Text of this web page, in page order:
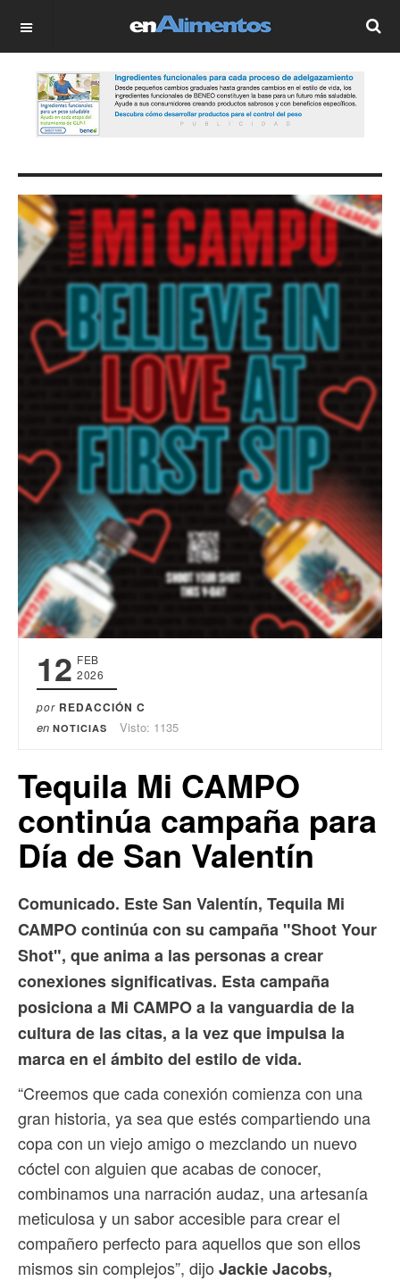
OFF CANVAS
12 FEB
2026
por REDACCIÓN C
en NOTICIAS Visto: 1135
Tequila Mi CAMPO
continúa campaña para
Día de San Valentín
Comunicado. Este San Valentín, Tequila Mi
CAMPO continúa con su campaña "Shoot Your
Shot", que anima a las personas a crear
conexiones significativas. Esta campaña
posiciona a Mi CAMPO a la vanguardia de la
cultura de las citas, a la vez que impulsa la
marca en el ámbito del estilo de vida.
“Creemos que cada conexión comienza con una
gran historia, ya sea que estés compartiendo una
copa con un viejo amigo o mezclando un nuevo
cóctel con alguien que acabas de conocer,
combinamos una narración audaz, una artesanía
meticulosa y un sabor accesible para crear el
compañero perfecto para aquellos que son ellos
mismos sin complejos”, dijo Jackie Jacobs,